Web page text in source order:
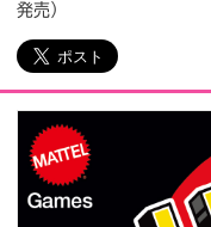
プレスリリース
発売）